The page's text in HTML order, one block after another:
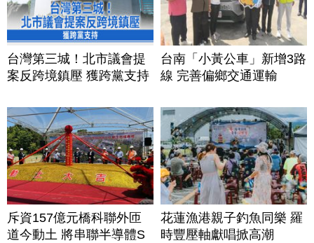
台灣第三城！北市議會提
案反跨境鎮壓 獲跨黨支持
台南「小黃公車」新增3路
線 完善偏鄉交通運輸
斥資157億元橋科聯外匝
道今動土 將串聯半導體S
花蓮漁港親子釣魚同樂 羅
時豐壓軸獻唱掀高潮